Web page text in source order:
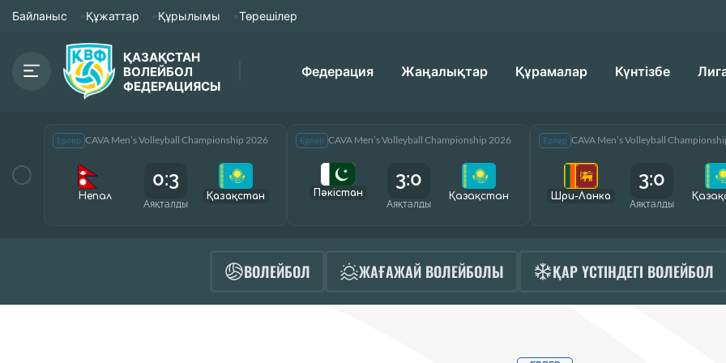
Байланыс Құжаттар Құрылымы Төрешілер
ҚАЗАҚСТАН
ВОЛЕЙБОЛ
ФЕДЕРАЦИЯСЫ
Федерация Жаңалықтар Құрамалар Күнтізбе
Ерлер CAVA Men’s Volleyball Championship 2026
Непал
0:3
Аяқталды
Қазақcтан
Ерлер CAVA Men’s Volleyball Championship 2026
Пәкістан
3:0
Аяқталды
Қазақcтан
Ерлер CAVA Men’s Volleyball
Шри-Ланка
3:0
Аяқталды
ВОЛЕЙБОЛ ЖАҒАЖАЙ ВОЛЕЙБОЛЫ ҚАР ҮСТІНДЕГІ ВОЛЕЙБОЛ